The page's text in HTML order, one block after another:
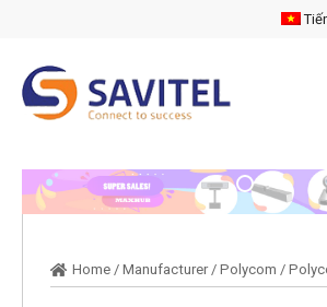
Home / Manufacturer/ Polycom /